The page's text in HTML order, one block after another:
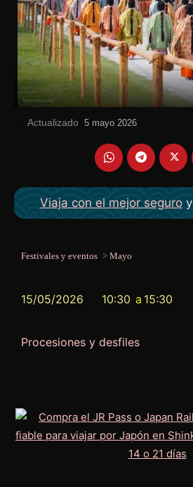
Actualizado 5 mayo 2026
Viaja con el mejor seguroy
Festivales y eventos > Mayo
15/05/2026 10:30 a 15:30
Procesiones y desfiles